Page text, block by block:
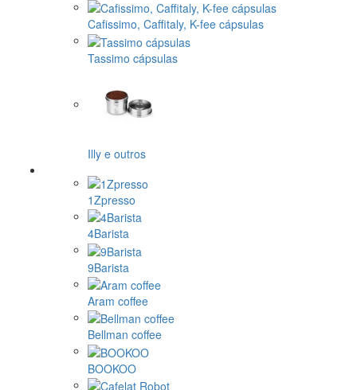
Cafissimo, Caffitaly, K-fee cápsulas
Tassimo cápsulas
Illy e outros
1Zpresso
4Barista
9Barista
Aram coffee
Bellman coffee
BOOKOO